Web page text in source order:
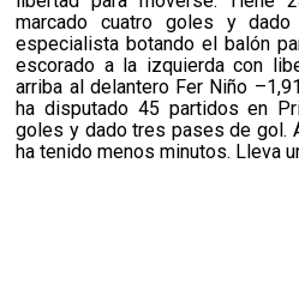
marcado cuatro goles y
especialista botando el balón
escorado a la izquierda con
arriba al delantero Fer Niño
ha disputado 45 partidos en
goles y dado tres pases de gol.
ha tenido menos minutos. Lleva